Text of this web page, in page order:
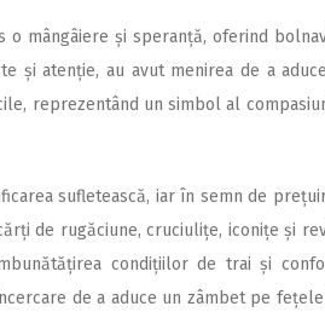
o mângâiere și speranță, oferind
și atenție, au avut menirea de a
reprezentând un simbol al
sufletească, iar în semn de
de rugăciune, cruciulițe, iconițe și
condițiilor de trai și
de a aduce un zâmbet pe